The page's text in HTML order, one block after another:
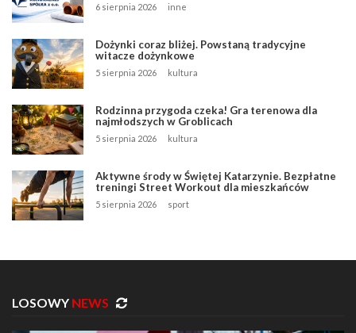
6 sierpnia 2026 inne
Dożynki coraz bliżej. Powstaną tradycyjne
witacze dożynkowe
5 sierpnia 2026 kultura
Rodzinna przygoda czeka! Gra terenowa dla
najmłodszych w Groblicach
5 sierpnia 2026 kultura
Aktywne środy w Świętej Katarzynie. Bezpłatne
treningi Street Workout dla mieszkańców
5 sierpnia 2026 sport
LOSOWY NEWS